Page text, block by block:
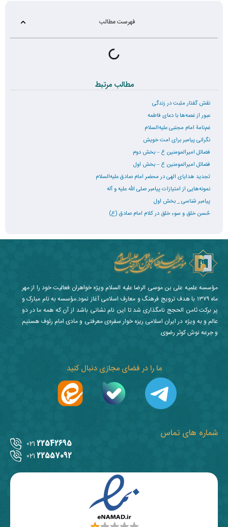
فهرست مطالب
مطالب مرتبط
نقش گفتار مثبت در زندگی
عبور از غصه‌ها با دعای فاطمه
غم‌نامۀ امام مجتبی علیه‌السلام
نگرانی پیامبر برای امت خویش
فضائل امیرالمومنین ع – بخش دوم
فضائل امیرالمومنین ع – بخش اول
تجدید هدایای الهی در محضر امام صادق علیه‌السلام
نمونه‌هایی از امتیازات پیامبر صلی الله علیه و آله
پیامبر شناسی _ بخش اول
حُسن خلق و سوء خلق در کلام امام صادق (ع)
شماره های تماس
22542695
021
22557092
021
ما را در فضای مجازی دنبال کنید
مؤسسه علمیه علی بن موسی الرضا علیه السلام ویژه خواهران فعالیت خود را از مهر
ماه ۱۳۷۹ با هدف ترویج فرهنگ و معارف اسلامی آغاز نمود.مؤسسه به نام مبارک و
پر برکت ثامن الحجج نامگذاری شد تا این نام نشانی باشد از آن که همه ما در دو
عالم و به ویژه در ایران اسلامی ریزه خوار سفره‌ی معرفتی و مادی امام رئوف هستیم
و جرعه نوش کوثر رضوی.